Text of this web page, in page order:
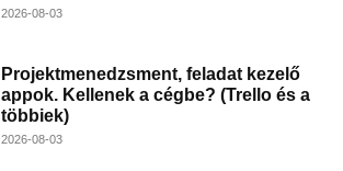
2026-08-03
Projektmenedzsment, feladat kezelő
appok. Kellenek a cégbe? (Trello és a
többiek)
2026-08-03